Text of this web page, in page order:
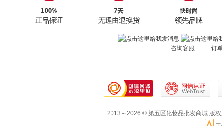
咨询客服 订
2013～2026 © 第五区化妆品批发商城 版